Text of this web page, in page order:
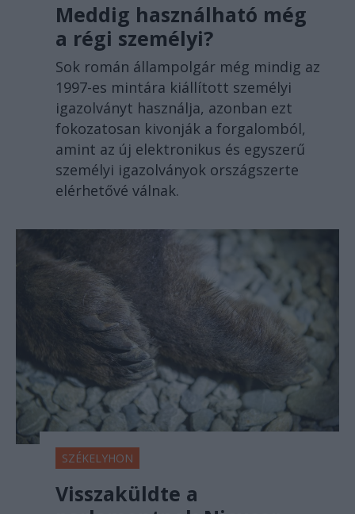
Meddig használható még
a régi személyi?
Sok román állampolgár még mindig az
1997-es mintára kiállított személyi
igazolványt használja, azonban ezt
fokozatosan kivonják a forgalomból,
amint az új elektronikus és egyszerű
személyi igazolványok országszerte
elérhetővé válnak.
SZÉKELYHON
Visszaküldte a